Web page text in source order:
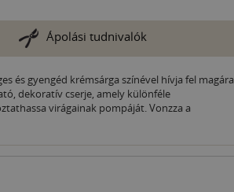
Ápolási tudnivalók
és gyengéd krémsárga színével hívja fel magára
dekoratív cserje, amely különféle
virágainak pompáját. Vonzza a